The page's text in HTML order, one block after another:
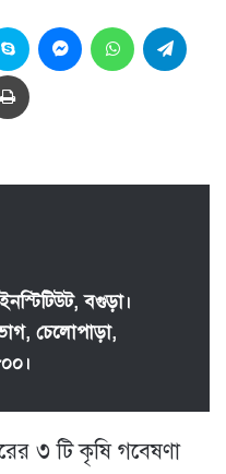
Skype MessengerWhatsApp
প্রিন্ট
বগুড়া।
চেলোপাড়া,
৩ টি কৃষি গবেষণা